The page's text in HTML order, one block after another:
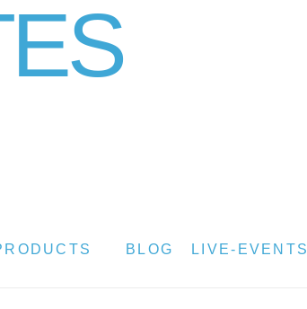
BLOG LIVE-EVENTS